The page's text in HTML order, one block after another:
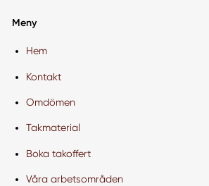
Meny
Hem
Kontakt
Omdömen
Takmaterial
Boka takoffert
Våra arbetsområden